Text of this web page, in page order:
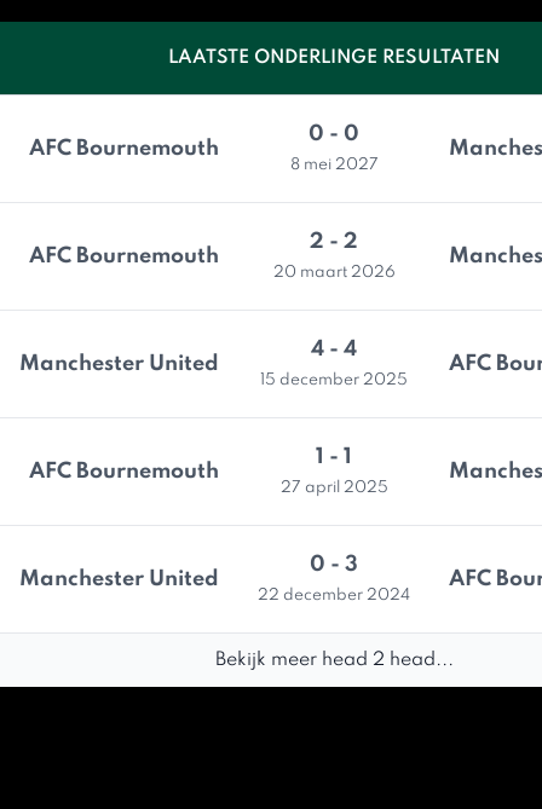
LAATSTE ONDERLINGE RESULTATEN
AFC Bournemouth
0 - 0
8 mei 2027
AFC Bournemouth
2 - 2
20 maart 2026
Manchester United
4 - 4
15 december 2025
AFC
AFC Bournemouth
1 - 1
27 april 2025
Manchester United
0 - 3
22 december 2024
AFC
Bekijk meer head 2 head...